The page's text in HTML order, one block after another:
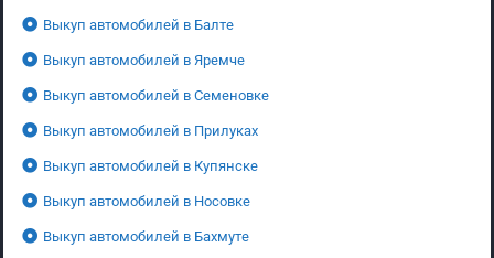
Выкуп автомобилей в Балте
Выкуп автомобилей в Яремче
Выкуп автомобилей в Семеновке
Выкуп автомобилей в Прилуках
Выкуп автомобилей в Купянске
Выкуп автомобилей в Носовке
Выкуп автомобилей в Бахмуте